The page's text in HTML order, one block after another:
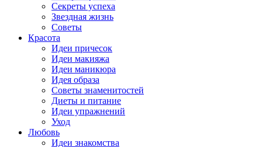
Секреты успеха
Звездная жизнь
Советы
Красота
Идеи причесок
Идеи макияжа
Идеи маникюра
Идея образа
Советы знаменитостей
Диеты и питание
Идеи упражнений
Уход
Любовь
Идеи знакомства